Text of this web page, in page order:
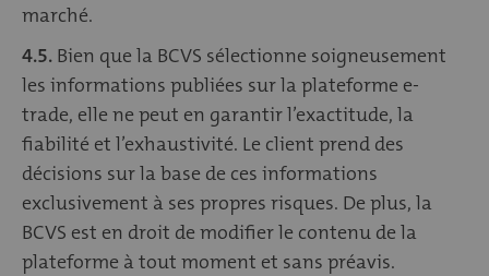
marché.
4.5. Bien que la BCVS sélectionne soigneusement
les informations publiées sur la plateforme e-
trade, elle ne peut en garantir l’exactitude, la
fiabilité et l’exhaustivité. Le client prend des
décisions sur la base de ces informations
exclusivement à ses propres risques. De plus, la
BCVS est en droit de modifier le contenu de la
plateforme à tout moment et sans préavis.